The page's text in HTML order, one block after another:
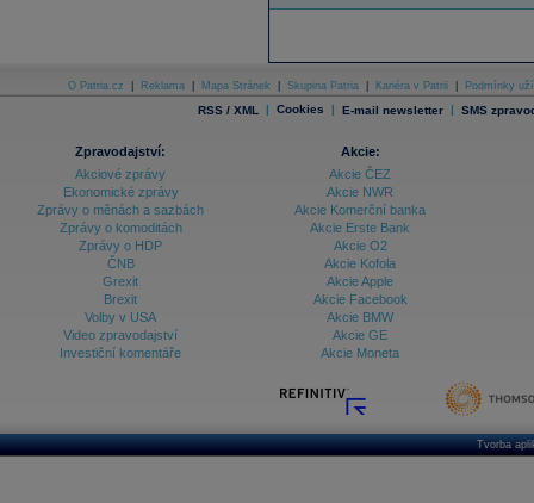
O Patria.cz Reklama Mapa Stránek Skupina Patria Kariéra v Patrii Podmínky
RSS / XML | Cookies | E-mail newsletter | SMS
Zpravodajství:
Akciové zprávy
Ekonomické zprávy
Zprávy o měnách a sazbách
Zprávy o komoditách
Zprávy o HDP
ČNB
Grexit
Brexit
Volby v USA
Video zpravodajství
Investiční komentáře
Akcie:
Akcie ČEZ
Akcie NWR
Akcie Komerční banka
Akcie Erste Bank
Akcie O2
Akcie Kofola
Akcie Apple
Akcie Facebook
Akcie BMW
Akcie GE
Akcie Moneta
Tvorba